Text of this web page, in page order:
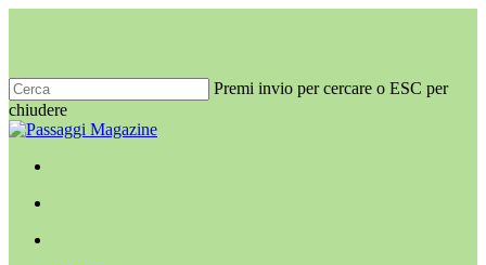
principale
Premi invio per cercare o ESC per
chiudere
Chiudi